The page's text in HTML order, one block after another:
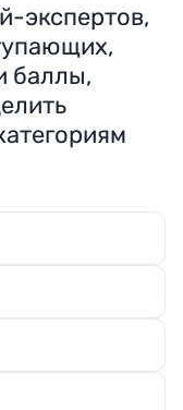
экспертов,
баллы,